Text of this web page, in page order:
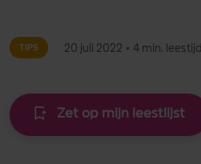
TIPS 20 juli 2022 • 4 min. leestijd
Zet op mijn leestlijst